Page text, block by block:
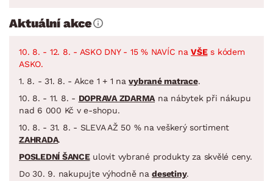
Aktuální akce
10. 8. - 12. 8. - ASKO DNY - 15 % NAVÍC naVŠEs kódem
ASKO.
1. 8. - 31. 8. - Akce 1 + 1 navybrané matrace.
10. 8. - 11. 8. - DOPRAVA ZDARMA na nábytek při nákupu
nad 6 000 Kč v e-shopu.
10. 8. - 31. 8. - SLEVA AŽ 50 % na veškerý sortiment
ZAHRADA.
POSLEDNÍ ŠANCEulovit vybrané produkty za skvělé ceny.
Do 30. 9. nakupujte výhodně nadesetiny.